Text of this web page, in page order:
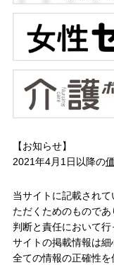
【お知らせ】
2021年4月1日以降の
当サイトに記載され
ただくためのもので
判断と責任において
サイトの掲載情報は
全ての情報の正確性